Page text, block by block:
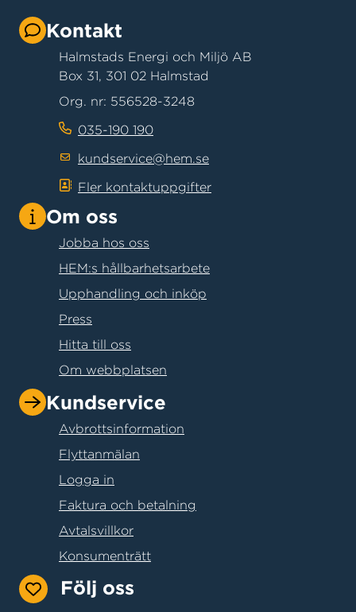
Kontakt
Halmstads Energi och Miljö AB
Box 31, 301 02 Halmstad
Org. nr: 556528-3248
035-190 190
kundservice@hem.se
Fler kontaktuppgifter
Om oss
Jobba hos oss
HEM:s hållbarhetsarbete
Upphandling och inköp
Press
Hitta till oss
Om webbplatsen
Kundservice
Avbrottsinformation
Flyttanmälan
Logga in
Faktura och betalning
Avtalsvillkor
Konsumenträtt
Följ oss